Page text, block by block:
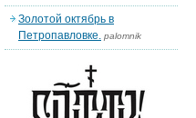
Золотой октябрь в
Петропавловке. palomnik